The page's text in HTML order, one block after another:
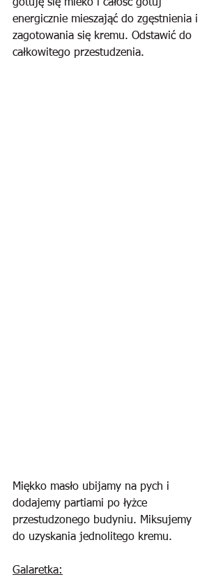
gotuję się mleko i całość gotuj
energicznie mieszająć do zgęstnienia i
zagotowania się kremu. Odstawić do
całkowitego przestudzenia.
Miękko masło ubijamy na pych i
dodajemy partiami po łyżce
przestudzonego budyniu. Miksujemy
do uzyskania jednolitego kremu.
Galaretka: